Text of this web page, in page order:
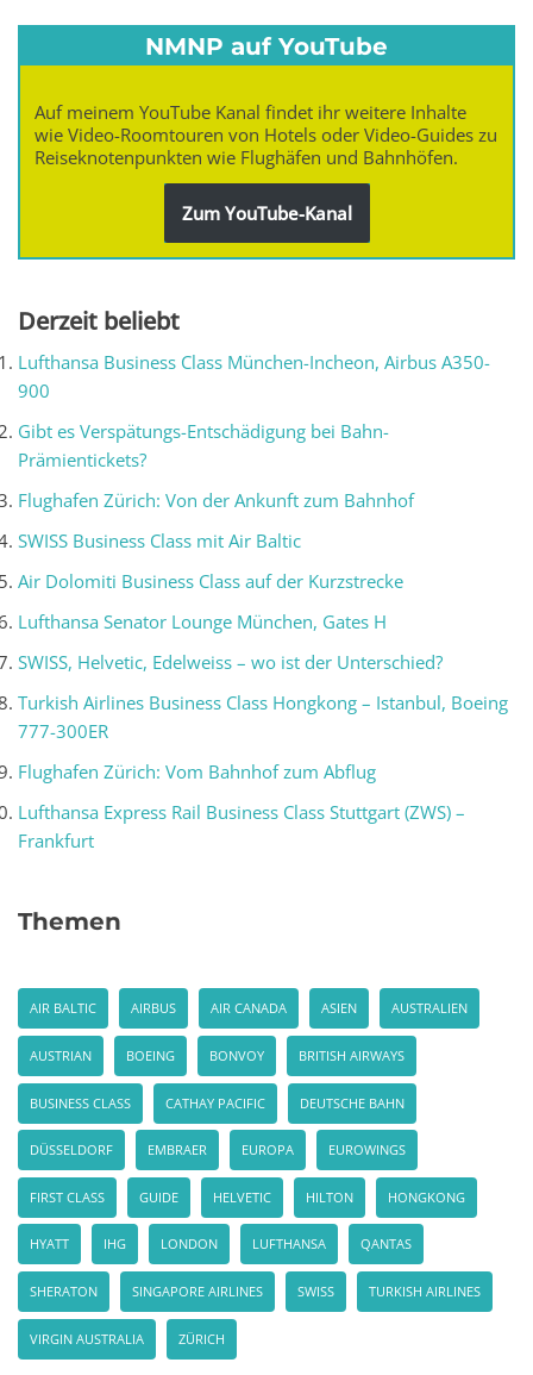
NMNP auf YouTube
Auf meinem YouTube Kanal findet ihr weitere Inhalte
wie Video-Roomtouren von Hotels oder Video-Guides zu
Reiseknotenpunkten wie Flughäfen und Bahnhöfen.
Zum YouTube-Kanal
Derzeit beliebt
Lufthansa Business Class München-Incheon, Airbus A350-
900
Gibt es Verspätungs-Entschädigung bei Bahn-
Prämientickets?
Flughafen Zürich: Von der Ankunft zum Bahnhof
SWISS Business Class mit Air Baltic
Air Dolomiti Business Class auf der Kurzstrecke
Lufthansa Senator Lounge München, Gates H
SWISS, Helvetic, Edelweiss – wo ist der Unterschied?
Turkish Airlines Business Class Hongkong – Istanbul, Boeing
777-300ER
Flughafen Zürich: Vom Bahnhof zum Abflug
Lufthansa Express Rail Business Class Stuttgart (ZWS) –
Frankfurt
Themen
AIR BALTIC AIRBUS AIR CANADA ASIEN AUSTRALIEN
AUSTRIAN BOEING BONVOY BRITISH AIRWAYS
BUSINESS CLASS CATHAY PACIFIC DEUTSCHE BAHN
DÜSSELDORF EMBRAER EUROPA EUROWINGS
FIRST CLASS GUIDE HELVETIC HILTON HONGKONG
HYATT IHG LONDON LUFTHANSA QANTAS
SHERATON SINGAPORE AIRLINES SWISS TURKISH AIRLINES
VIRGIN AUSTRALIA ZÜRICH